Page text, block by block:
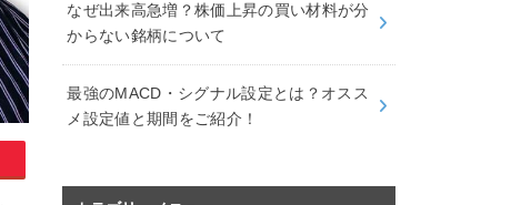
なぜ出来高急増？株価上昇の買い材料が分
からない銘柄について
最強のMACD・シグナル設定とは？オスス
メ設定値と期間をご紹介！